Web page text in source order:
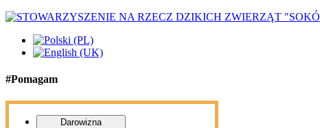
#Pomagam
Darowizna